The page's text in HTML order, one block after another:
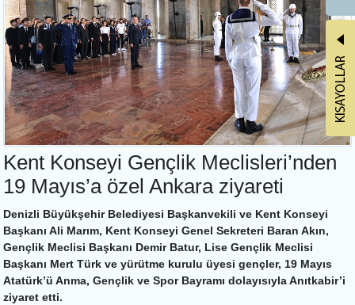
Kent Konseyi Gençlik Meclisleri’nden
19 Mayıs’a özel Ankara ziyareti
Denizli Büyükşehir Belediyesi Başkanvekili ve Kent Konseyi
Başkanı Ali Marım, Kent Konseyi Genel Sekreteri Baran Akın,
Gençlik Meclisi Başkanı Demir Batur, Lise Gençlik Meclisi
Başkanı Mert Türk ve yürütme kurulu üyesi gençler, 19 Mayıs
Atatürk’ü Anma, Gençlik ve Spor Bayramı dolayısıyla Anıtkabir’i
ziyaret etti.